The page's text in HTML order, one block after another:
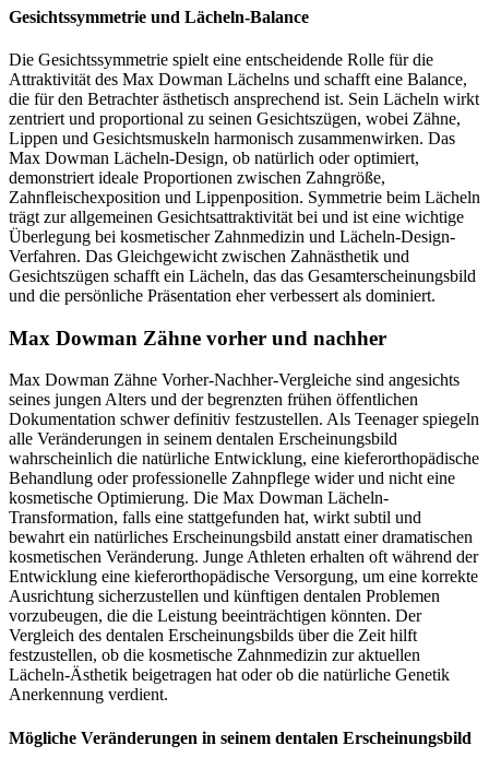
Gesichtssymmetrie und Lächeln-Balance
Die Gesichtssymmetrie spielt eine entscheidende Rolle für die
Attraktivität des Max Dowman Lächelns und schafft eine Balance,
die für den Betrachter ästhetisch ansprechend ist. Sein Lächeln wirkt
zentriert und proportional zu seinen Gesichtszügen, wobei Zähne,
Lippen und Gesichtsmuskeln harmonisch zusammenwirken. Das
Max Dowman Lächeln-Design, ob natürlich oder optimiert,
demonstriert ideale Proportionen zwischen Zahngröße,
Zahnfleischexposition und Lippenposition. Symmetrie beim Lächeln
trägt zur allgemeinen Gesichtsattraktivität bei und ist eine wichtige
Überlegung bei kosmetischer Zahnmedizin und Lächeln-Design-
Verfahren. Das Gleichgewicht zwischen Zahnästhetik und
Gesichtszügen schafft ein Lächeln, das das Gesamterscheinungsbild
und die persönliche Präsentation eher verbessert als dominiert.
Max Dowman Zähne vorher und nachher
Max Dowman Zähne Vorher-Nachher-Vergleiche sind angesichts
seines jungen Alters und der begrenzten frühen öffentlichen
Dokumentation schwer definitiv festzustellen. Als Teenager spiegeln
alle Veränderungen in seinem dentalen Erscheinungsbild
wahrscheinlich die natürliche Entwicklung, eine kieferorthopädische
Behandlung oder professionelle Zahnpflege wider und nicht eine
kosmetische Optimierung. Die Max Dowman Lächeln-
Transformation, falls eine stattgefunden hat, wirkt subtil und
bewahrt ein natürliches Erscheinungsbild anstatt einer dramatischen
kosmetischen Veränderung. Junge Athleten erhalten oft während der
Entwicklung eine kieferorthopädische Versorgung, um eine korrekte
Ausrichtung sicherzustellen und künftigen dentalen Problemen
vorzubeugen, die die Leistung beeinträchtigen könnten. Der
Vergleich des dentalen Erscheinungsbilds über die Zeit hilft
festzustellen, ob die kosmetische Zahnmedizin zur aktuellen
Lächeln-Ästhetik beigetragen hat oder ob die natürliche Genetik
Anerkennung verdient.
Mögliche Veränderungen in seinem dentalen Erscheinungsbild